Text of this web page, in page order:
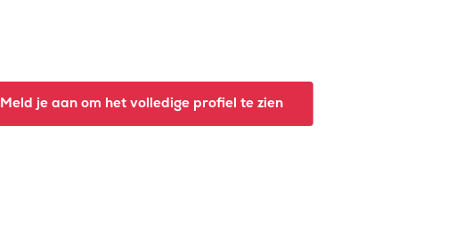
Meld je aan om het volledige profiel te zien